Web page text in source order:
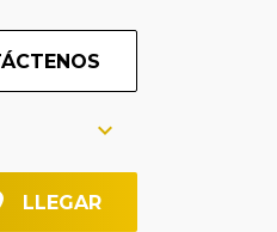
LLEGAR